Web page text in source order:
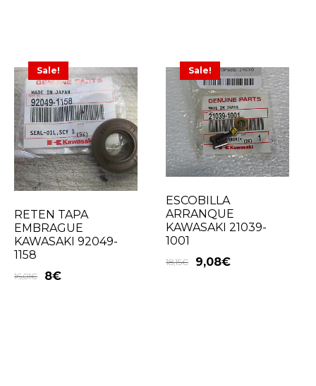
Sale!
RETEN TAPA
EMBRAGUE
KAWASAKI 92049-
1158
16,01€ 8€
Sale!
ESCOBILLA
ARRANQUE
KAWASAKI 21039-
1001
18,15€ 9,08€